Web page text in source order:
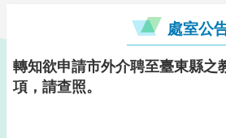
處室公
轉知欲申請市外介聘至臺東縣之
項，請查照。